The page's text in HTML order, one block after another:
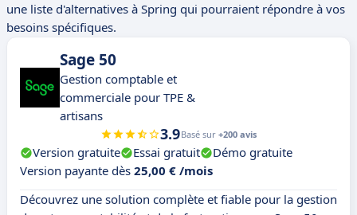
une liste d'alternatives à Spring qui pourraient répondre à vos
besoins spécifiques.
Sage 50
Gestion comptable et
commerciale pour TPE &
artisans
3.9Basé sur +200 avis
Version gratuite Essai gratuit
Démo gratuite
Version payante dès 25,00 € /mois
Découvrez une solution complète et fiable pour la gestion